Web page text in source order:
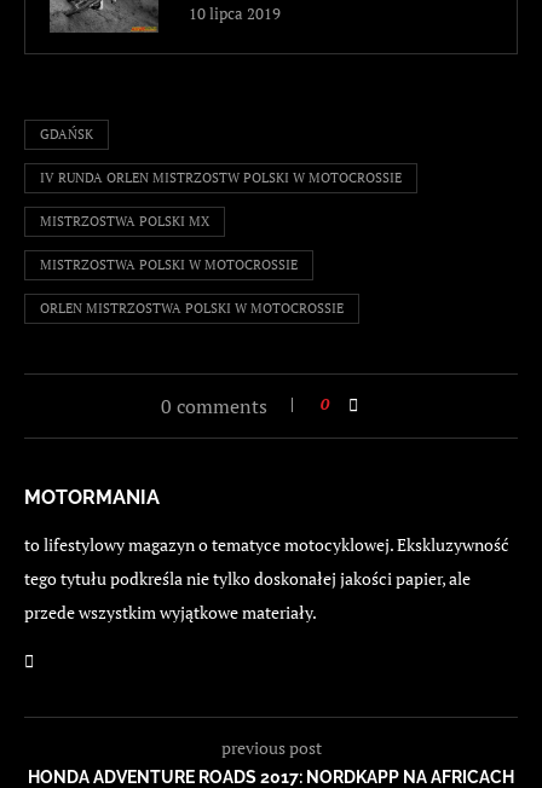
10 lipca 2019
GDAŃSK
IV RUNDA ORLEN MISTRZOSTW POLSKI W MOTOCROSSIE
MISTRZOSTWA POLSKI MX
MISTRZOSTWA POLSKI W MOTOCROSSIE
ORLEN MISTRZOSTWA POLSKI W MOTOCROSSIE
0 comments 0
MOTORMANIA
to lifestylowy magazyn o tematyce motocyklowej. Ekskluzywność
tego tytułu podkreśla nie tylko doskonałej jakości papier, ale
przede wszystkim wyjątkowe materiały.
previous post
HONDA ADVENTURE ROADS 2017: NORDKAPP NA AFRICACH